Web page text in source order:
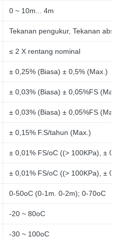
0 ~ 10m... 4m
Tekanan pengukur, Tekanan
≤ 2 X rentang nominal
± 0,25% (Biasa) ± 0,5% (Max.)
± 0,03% (Biasa) ± 0,05%FS
± 0,03% (Biasa) ± 0,05%FS
± 0,15% F.S/tahun (Max.)
± 0,01% FS/oC ((> 100KPa), ±
± 0,01% FS/oC ((> 100KPa), ±
0-50oC (0-1m. 0-2m); 0-70oC
-20 ~ 80oC
-30 ~ 100oC